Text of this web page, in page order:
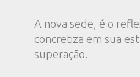
A nova sede, é o
concretiza em sua
superação.